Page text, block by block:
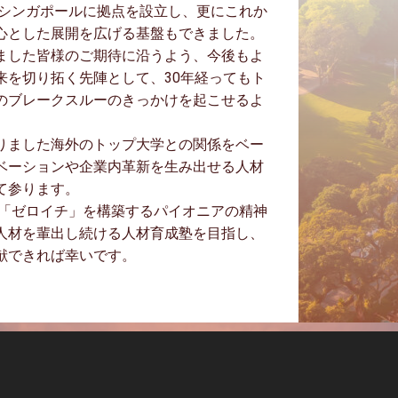
ンガポールに拠点を設立し、更にこれか
した展開を広げる基盤もできました。
た皆様のご期待に沿うよう、今後もよ
切り拓く先陣として、30年経ってもト
レークスルーのきっかけを起こせるよ
ました海外のトップ大学との関係をベー
ーションや企業内革新を生み出せる人材
ります。
ゼロイチ」を構築するパイオニアの精神
を輩出し続ける人材育成塾を目指し、
きれば幸いです。